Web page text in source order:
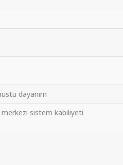
dayanım
merkezi sistem kabiliyeti